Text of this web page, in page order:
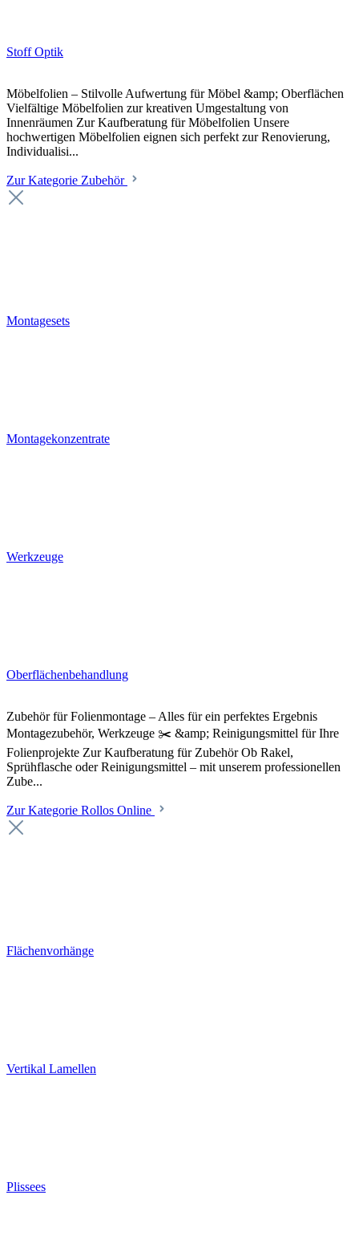
Stoff Optik
Möbelfolien – Stilvolle Aufwertung für Möbel &amp; Oberflächen
Vielfältige Möbelfolien zur kreativen Umgestaltung von
Innenräumen Zur Kaufberatung für Möbelfolien Unsere
hochwertigen Möbelfolien eignen sich perfekt zur Renovierung,
Individualisi...
Zur Kategorie Zubehör
Montagesets
Montagekonzentrate
Werkzeuge
Oberflächenbehandlung
Zubehör für Folienmontage – Alles für ein perfektes Ergebnis
Montagezubehör, Werkzeuge ✂️ &amp; Reinigungsmittel für Ihre
Folienprojekte Zur Kaufberatung für Zubehör Ob Rakel,
Sprühflasche oder Reinigungsmittel – mit unserem professionellen
Zube...
Zur Kategorie Rollos Online
Flächenvorhänge
Vertikal Lamellen
Plissees